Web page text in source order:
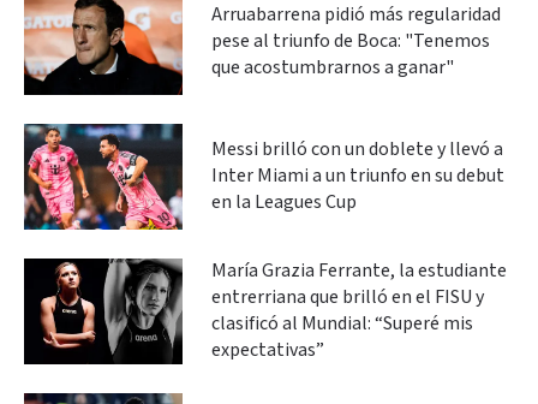
Arruabarrena pidió más regularidad
pese al triunfo de Boca: "Tenemos
que acostumbrarnos a ganar"
Messi brilló con un doblete y llevó a
Inter Miami a un triunfo en su debut
en la Leagues Cup
María Grazia Ferrante, la estudiante
entrerriana que brilló en el FISU y
clasificó al Mundial: “Superé mis
expectativas”